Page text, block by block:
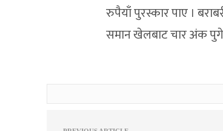
रुपैयाँ पुरस्कार पाए ।
समान खेलबाट चार अंक